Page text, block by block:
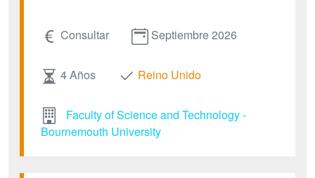
Consultar Septiembre 2026
4 Años Reino Unido
Faculty of Science and Technology -
Bournemouth University